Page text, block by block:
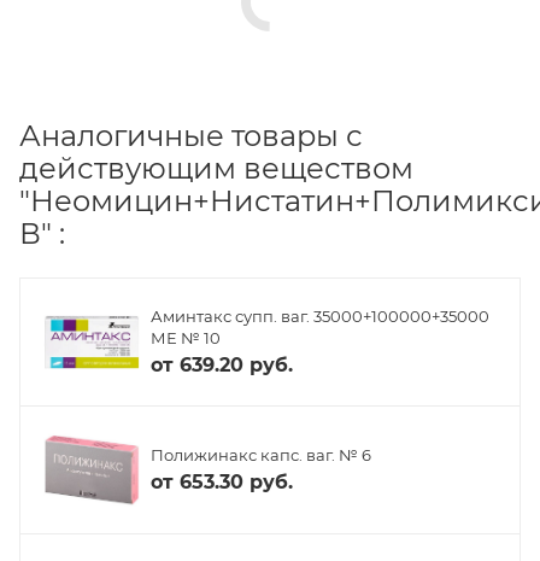
Аналогичные товары с
действующим веществом
В" :
Аминтакс супп. ваг. 35000+100000+35000
МЕ № 10
от 639.20 руб.
Полижинакс капс. ваг. № 6
от 653.30 руб.